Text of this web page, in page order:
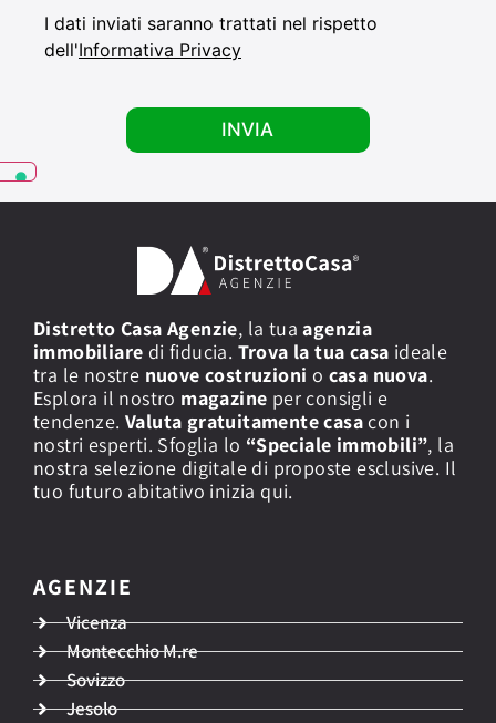
t
e
r
z
u
n
t
i
v
i
I dati inviati saranno trattati nel rispetto
dell'Informativa Privacy
INVIA
Distretto Casa Agenzie, la tuaagenzia
immobiliare di fiducia. Trova la tua casa ideale
tra le nostre nuove costruzioni o casa nuova.
Esplora il nostro magazine per consigli e
tendenze.Valuta gratuitamente casacon i
nostri esperti. Sfoglia lo “Speciale immobili”, la
nostra selezione digitale di proposte esclusive. Il
tuo futuro abitativo inizia qui.
AGENZIE
Vicenza
Montecchio M.re
Sovizzo
Jesolo